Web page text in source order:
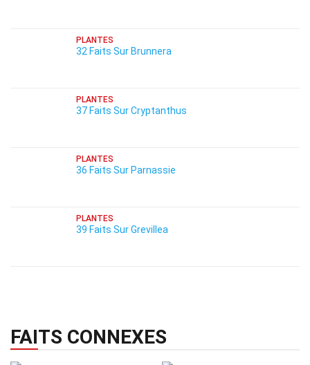
PLANTES
32 Faits Sur Brunnera
PLANTES
37 Faits Sur Cryptanthus
PLANTES
36 Faits Sur Parnassie
PLANTES
39 Faits Sur Grevillea
FAITS CONNEXES